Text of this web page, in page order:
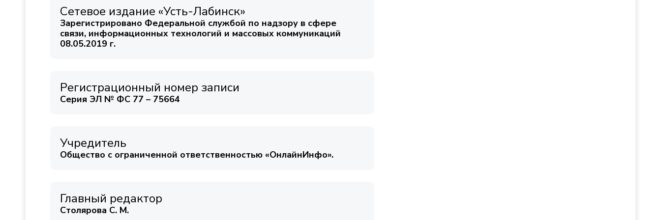
Сетевое издание «Усть-Лабинск»
Зарегистрировано Федеральной службой по надзору в сфере
связи, информационных технологий и массовых коммуникаций
08.05.2019 г.
Регистрационный номер записи
Серия ЭЛ № ФС 77 – 75664
Учредитель
Общество с ограниченной ответственностью «ОнлайнИнфо».
Главный редактор
Столярова С. М.